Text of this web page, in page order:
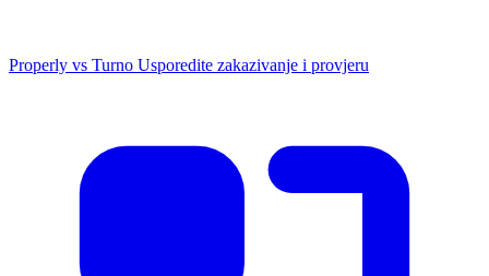
Properly vs Turno Usporedite zakazivanje i provjeru